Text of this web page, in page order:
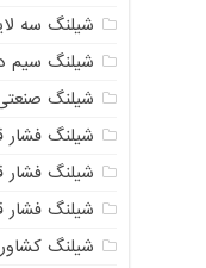
شیلنگ سه
شیلنگ سیم
شیلنگ
شیلنگ فشار
شیلنگ فشار
شیلنگ فشار
شیلنگ